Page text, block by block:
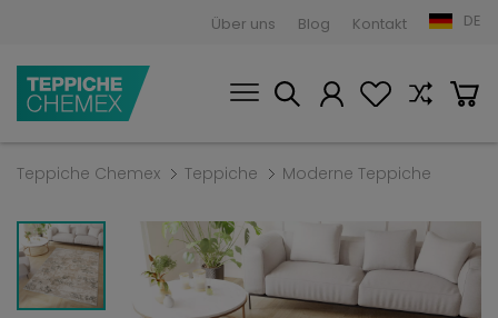
Über uns Blog Kontakt DE
Teppiche Chemex Teppiche Moderne Teppiche